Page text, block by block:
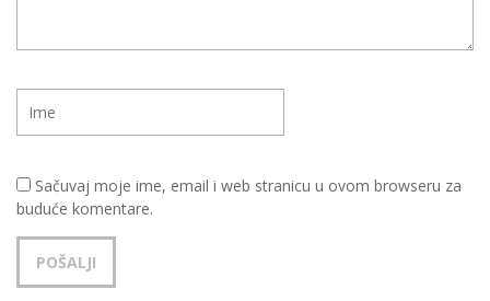
Sačuvaj moje ime, email i web stranicu u ovom browseru za
buduće komentare.